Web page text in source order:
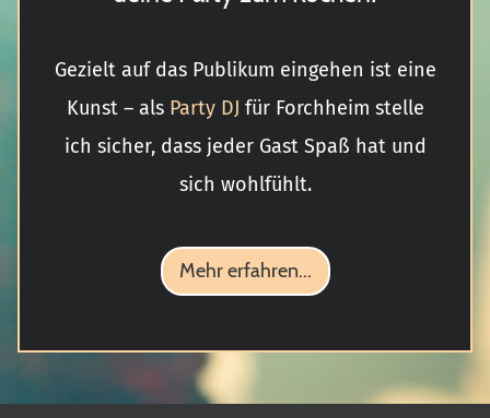
Gezielt auf das Publikum eingehen ist eine
Kunst – als Party DJ für Forchheim stelle
ich sicher, dass jeder Gast Spaß hat und
sich wohlfühlt.
Mehr erfahren...